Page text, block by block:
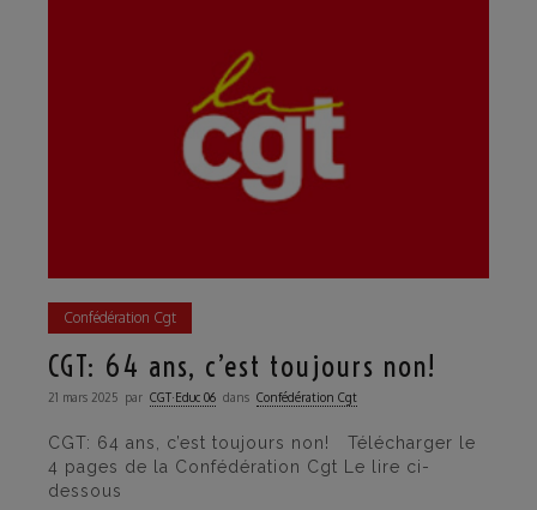
Confédération Cgt
CGT: 64 ans, c’est toujours non!
21 mars 2025 par CGT·Educ 06 dans Confédération Cgt
CGT: 64 ans, c’est toujours non! Télécharger le
4 pages de la Confédération Cgt Le lire ci-
dessous